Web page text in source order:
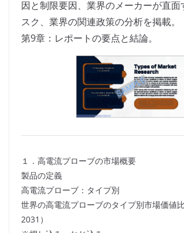
因と制限要因、業界のメーカーが直面
スク、業界の関連政策の分析を掲載。
第9章：レポートの要点と結論。
１．高電流プローブの市場概要
製品の定義
高電流プローブ：タイプ別
世界の高電流プローブのタイプ別市場価値
2031）